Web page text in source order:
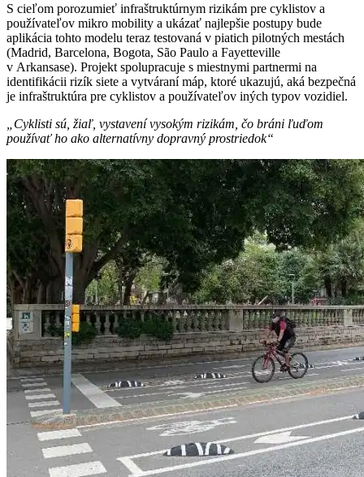
S cieľom porozumieť infraštruktúrnym rizikám pre cyklistov a
používateľov mikro mobility a ukázať najlepšie postupy bude
aplikácia tohto modelu teraz testovaná v piatich pilotných mestách
(Madrid, Barcelona, ​​Bogota, São Paulo a Fayetteville
v Arkansase). Projekt spolupracuje s miestnymi partnermi na
identifikácii rizík siete a vytváraní máp, ktoré ukazujú, aká bezpečná
je infraštruktúra pre cyklistov a používateľov iných typov vozidiel.
„Cyklisti sú, žiaľ, vystavení vysokým rizikám, čo bráni ľuďom
používať ho ako alternatívny dopravný prostriedok“